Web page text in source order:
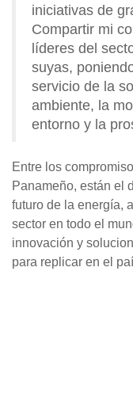
iniciativas de
Compartir mi
líderes del
suyas,
servicio de la
ambiente, la
entorno y la
Entre los
Panameño, están el
futuro de la energía,
sector en todo el
innovación y
para replicar en el